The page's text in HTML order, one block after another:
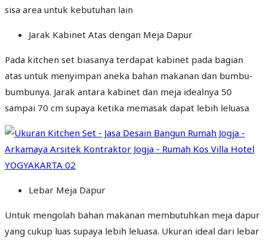
sisa area untuk kebutuhan lain
Jarak Kabinet Atas dengan Meja Dapur
Pada kitchen set biasanya terdapat kabinet pada bagian
atas untuk menyimpan aneka bahan makanan dan bumbu-
bumbunya. Jarak antara kabinet dan meja idealnya 50
sampai 70 cm supaya ketika memasak dapat lebih leluasa
Lebar Meja Dapur
Untuk mengolah bahan makanan membutuhkan meja dapur
yang cukup luas supaya lebih leluasa. Ukuran ideal dari lebar